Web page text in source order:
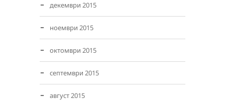
декември 2015
ноември 2015
октомври 2015
септември 2015
август 2015